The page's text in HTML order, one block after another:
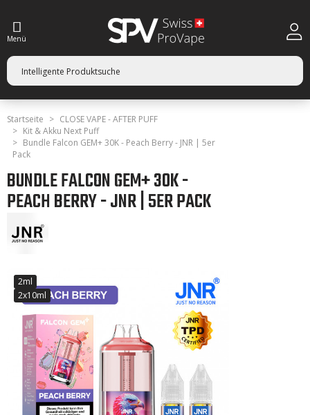
Menü
Startseite
CLOSE VAPE - AFTER PUFF
Kit & Akku Next Puff
Bundle Falcon GEM+ 30K - Peach Berry - JNR | 5er
Pack
BUNDLE FALCON GEM+ 30K -
PEACH BERRY - JNR | 5ER PACK
2ml
2x10ml